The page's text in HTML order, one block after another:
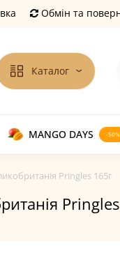
Обмін та
Каталог
MANGO DAYS -50%
Pringles 165г